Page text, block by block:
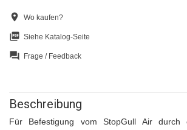
location_on Wo kaufen?
picture_as_pdf Siehe Katalog-Seite
question_answer Frage / Feedback
Beschreibung
Für Befestigung vom StopGull Air durch